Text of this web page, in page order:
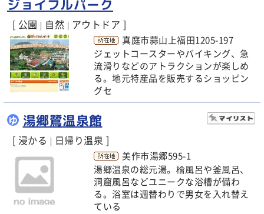
ジョイフルパーク
[ 公園 | 自然 | アウトドア ]
真庭市蒜山上福田1205-197
ジェットコースターやバイキング、急
流滑りなどのアトラクションが楽しめ
る。地元特産品を販売するショッピン
グセ
ゆ 湯郷鷺温泉館
[ 浸かる | 日帰り温泉 ]
美作市湯郷595-1
湯郷温泉の総元湯。檜風呂や釜風呂、
洞窟風呂などユニークな浴槽が備わ
る。浴室は週替わりで男女を入れ替え
ている